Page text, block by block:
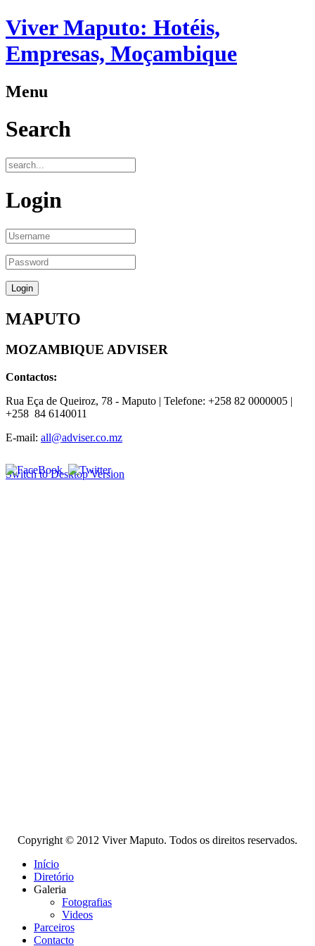
Viver Maputo: Hotéis,
Empresas, Moçambique
Menu
Search
Login
MAPUTO
MOZAMBIQUE ADVISER
Contactos:
Rua Eça de Queiroz, 78 - Maputo | Telefone: +258 82 0000005 |
+258 84 6140011
E-mail: all@adviser.co.mz
Switch to Desktop Version
Copyright © 2012 Viver Maputo. Todos os direitos reservados.
Início
Diretório
Galeria
Fotografias
Videos
Parceiros
Contacto